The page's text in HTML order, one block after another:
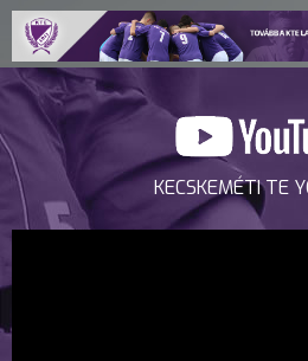
KECSKEMÉTI TE